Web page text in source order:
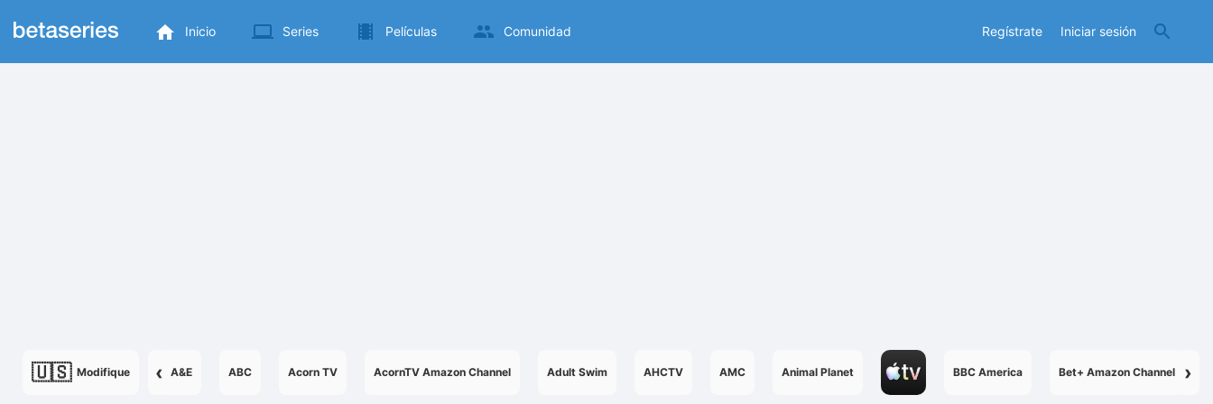
Inicio Series Películas Comunidad Regístrate Iniciar sesión
🇺🇸 Modifique ‹ ›
A&E ABC Acorn TV AcornTV Amazon Channel Adult Swim AHCTV AMC Animal Planet BBC America Bet+ Amazon Channel